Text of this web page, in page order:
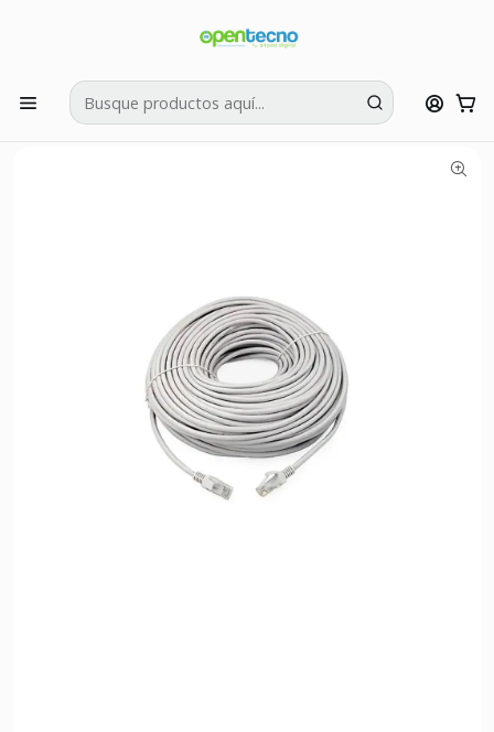
Cable Red 30 Metros Cat5e Utp Rj45